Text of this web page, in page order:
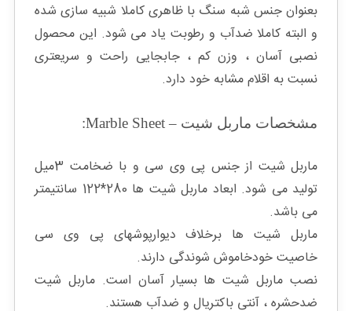
بعنوان جنس شبه سنگ با ظاهری کاملا شبیه سازی شده
و البته کاملا ضدآب و رطوبت یاد می شود. این محصول
نصبی آسان ، وزن کم ، جابجایی راحت و سریعتری
نسبت به اقلام مشابه خود دارد.
مشخصات ماربل شیت – Marble Sheet:
ماربل شیت از جنس پی وی سی و با ضخامت 3میل
تولید می شود. ابعاد ماربل شیت ها 280*122 سانتیمتر
می باشد.
ماربل شیت ها برخلاف دیوارپوشهای پی وی سی
خاصیت خودخاموش شوندگی دارند.
نصب ماربل شیت ها بسیار آسان است. ماربل شیت
ضدحشره ، آنتی باکتریال و ضدآب هستند.